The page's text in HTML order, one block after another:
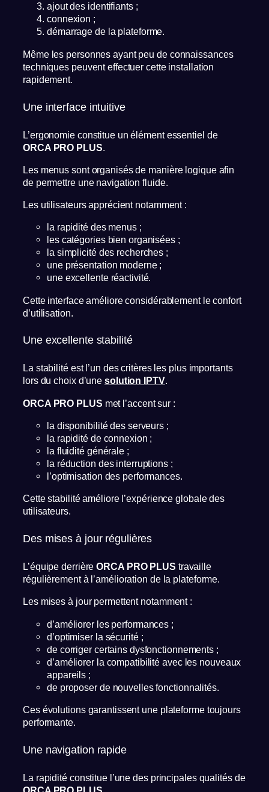
ajout des identifiants ;
connexion ;
démarrage de la plateforme.
Même les personnes ayant peu de connaissances
techniques peuvent effectuer cette installation
rapidement.
Une interface intuitive
L’ergonomie constitue un élément essentiel de
ORCA PRO PLUS
Les menus sont organisés de manière logique afin
de permettre une navigation fluide.
Les utilisateurs apprécient notamment :
la rapidité des menus ;
les catégories bien organisées ;
la simplicité des recherches ;
une présentation moderne ;
une excellente réactivité.
Cette interface améliore considérablement le confort
d’utilisation.
Une excellente stabilité
La stabilité est l’un des critères les plus importants
lors du choix d’une solution IPTV.
ORCA PRO PLUS met l’accent sur :
la disponibilité des serveurs ;
la rapidité de connexion ;
la fluidité générale ;
la réduction des interruptions ;
l’optimisation des performances.
Cette stabilité améliore l’expérience globale des
utilisateurs.
Des mises à jour régulières
L’équipe derrièreORCA PRO PLUS travaille
régulièrement à l’amélioration de la plateforme.
Les mises à jour permettent notamment :
d’améliorer les performances ;
d’optimiser la sécurité ;
de corriger certains dysfonctionnements ;
d’améliorer la compatibilité avec les nouveaux
appareils ;
de proposer de nouvelles fonctionnalités.
Ces évolutions garantissent une plateforme toujours
performante.
Une navigation rapide
La rapidité constitue l’une des principales qualités de